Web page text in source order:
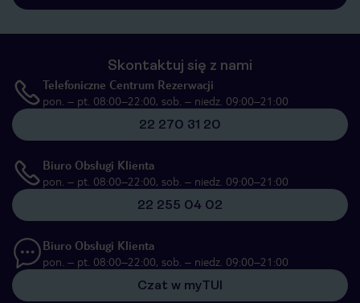
Skontaktuj się z nami
Telefoniczne Centrum Rezerwacji
pon. – pt. 08:00–22:00, sob. – niedz. 09:00–21:00
22 270 31 20
Biuro Obsługi Klienta
pon. – pt. 08:00–22:00, sob. – niedz. 09:00–21:00
22 255 04 02
Biuro Obsługi Klienta
pon. – pt. 08:00–22:00, sob. – niedz. 09:00–21:00
Czat w myTUI